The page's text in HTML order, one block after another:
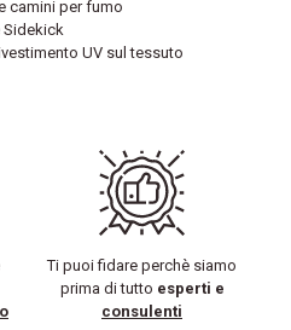
camini per fumo
Sidekick
UV sul tessuto
Ti puoi fidare perchè siamo
prima di tutto esperti e
consulenti